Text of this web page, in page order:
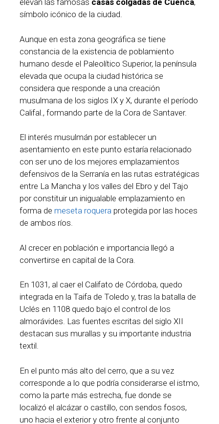
elevan las famosas casas colgadas de Cuenca,
símbolo icónico de la ciudad.
Aunque en esta zona geográfica se tiene
constancia de la existencia de poblamiento
humano desde el Paleolítico Superior, la península
elevada que ocupa la ciudad histórica se
considera que responde a una creación
musulmana de los siglos IX y X, durante el período
Califal., formando parte de la Cora de Santaver.
El interés musulmán por establecer un
asentamiento en este punto estaría relacionado
con ser uno de los mejores emplazamientos
defensivos de la Serranía en las rutas estratégicas
entre La Mancha y los valles del Ebro y del Tajo
por constituir un inigualable emplazamiento en
forma de meseta roquera protegida por las hoces
de ambos ríos.
Al crecer en población e importancia llegó a
convertirse en capital de la Cora.
En 1031, al caer el Califato de Córdoba, quedo
integrada en la Taifa de Toledo y, tras la batalla de
Uclés en 1108 quedo bajo el control de los
almorávides. Las fuentes escritas del siglo XII
destacan sus murallas y su importante industria
textil.
En el punto más alto del cerro, que a su vez
corresponde a lo que podría considerarse el istmo,
como la parte más estrecha, fue donde se
localizó el alcázar o castillo, con sendos fosos,
uno hacia el exterior y otro frente al conjunto